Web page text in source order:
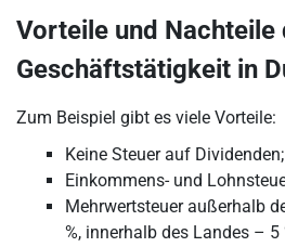
Vorteile und Nachteile
Geschäftstätigkeit in
Zum Beispiel gibt es viele Vorteile:
Keine Steuer auf Dividenden;
Einkommens- und
Mehrwertsteuer außerhalb
%, innerhalb des Landes – 5